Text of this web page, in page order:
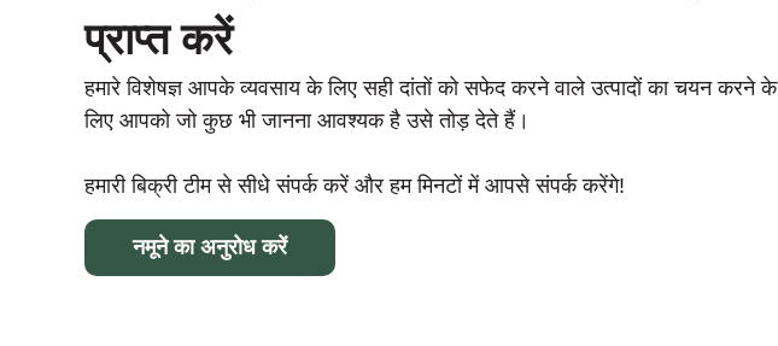
प्राप्त करें
हमारे विशेषज्ञ आपके व्यवसाय के लिए सही दांतों को सफेद करने वाले उत्पादों का चयन करने के
लिए आपको जो कुछ भी जानना आवश्यक है उसे तोड़ देते हैं।
हमारी बिक्री टीम से सीधे संपर्क करें और हम मिनटों में आपसे संपर्क करेंगे!
नमूने का अनुरोध करें